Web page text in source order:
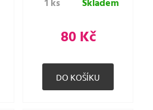
1 ks Skladem
80 Kč